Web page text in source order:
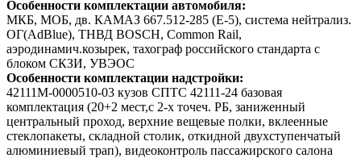
Особенности комплектации автомобиля:
МКБ, МОБ, дв. КАМАЗ 667.512-285 (Е-5), система нейтрализ.
ОГ(AdBlue), ТНВД BOSCH, Common Rail,
аэродинамич.козырек, тахограф российского стандарта с
блоком СКЗИ, УВЭОС
Особенности комплектации надстройки:
42111М-0000510-03 кузов СПТС 42111-24 базовая
комплектация (20+2 мест,с 2-х точеч. РБ, заниженный
центральный проход, верхние вещевые полки, вклеенные
стеклопакеты, складной столик, откидной двухступенчатый
алюминиевый трап), видеоконтроль пассажирского салона